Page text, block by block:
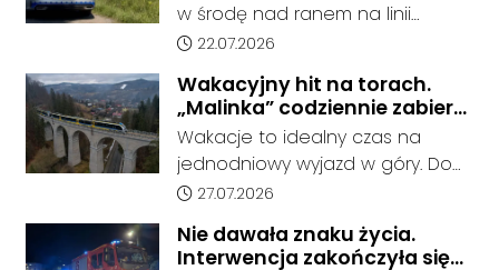
podjęcia nauki.
inwestor.
ciężarowego.
w środę nad ranem na linii
kolejowej nr 137. Około godziny
zadysponowane na odcinek
Rudziniec Gliwicki - Nowa Wieś,
gdzie doszło do potrącenia
człowieka przez pociąg.
Data dodania artykułu:
22.07.2026
Wakacyjny hit na torach.
„Malinka” codziennie zabiera
pasażerów z Kędzierzyna-
Koźla do Wisły
Wakacje to idealny czas na
jednodniowy wyjazd w góry. Do
końca sierpnia pociąg POLREGIO
oferując bezpośrednie
Data dodania artykułu:
27.07.2026
Nie dawała znaku życia.
Interwencja zakończyła się